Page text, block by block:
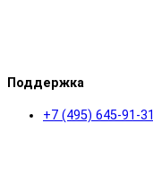
Поддержка
+7 (495) 645-91-31